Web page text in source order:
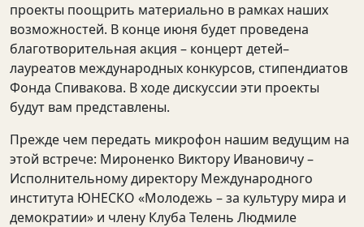
проекты поощрить материально в рамках наших
возможностей. В конце июня будет проведена
благотворительная акция – концерт детей–
лауреатов международных конкурсов, стипендиатов
Фонда Спивакова. В ходе дискуссии эти проекты
будут вам представлены.
Прежде чем передать микрофон нашим ведущим на
этой встрече: Мироненко Виктору Ивановичу –
Исполнительному директору Международного
института ЮНЕСКО «Молодежь – за культуру мира и
демократии» и члену Клуба Телень Людмиле